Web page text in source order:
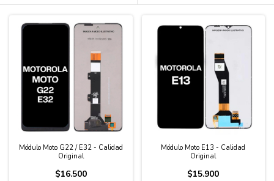
Módulo Moto G22 / E32 - Calidad
Original
$16.500
Módulo Moto E13 - Calidad
Original
$15.900